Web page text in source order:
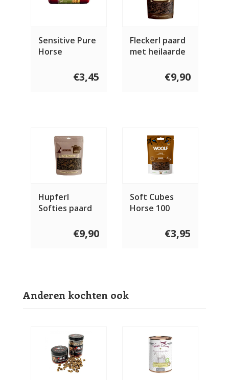
Sensitive Pure
Horse
€3,45
Fleckerl paard
met heilaarde
€9,90
Hupferl
Softies paard
€9,90
Soft Cubes
Horse 100
€3,95
Anderen kochten ook